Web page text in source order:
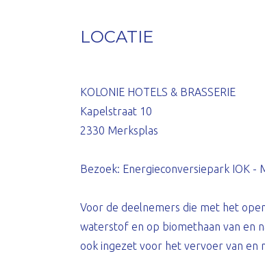
LOCATIE
KOLONIE HOTELS & BRASSERIE
Kapelstraat 10
2330 Merksplas
Bezoek: Energieconversiepark IOK -
Voor de deelnemers die met het
waterstof en op biomethaan van en
ook ingezet voor het vervoer van en